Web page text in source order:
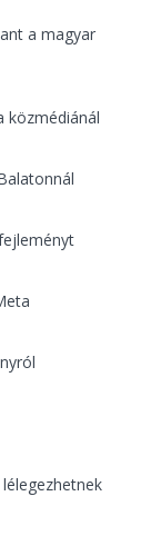
a magyar
közmédiánál